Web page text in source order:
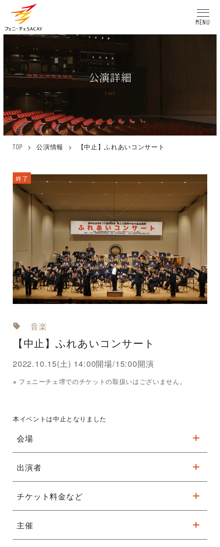
MENU
公演詳細
Event
TOP > 公演情報 > 【中止】ふれあいコンサート
終了
音楽
【中止】ふれあいコンサート
2022.10.15(土) 14:00開場/15:00開演
フェニーチェ堺でのチケットの取扱いはございません。
本イベントは中止となりました
会場
フェニーチェ堺（堺市民芸術文化ホール）
住所:〒590-0061
大阪府堺市堺区翁橋町2-1-1
出演者
航空自衛隊航空中央音楽隊
チケット料金など
無料 ※小学生以上入場可
主催